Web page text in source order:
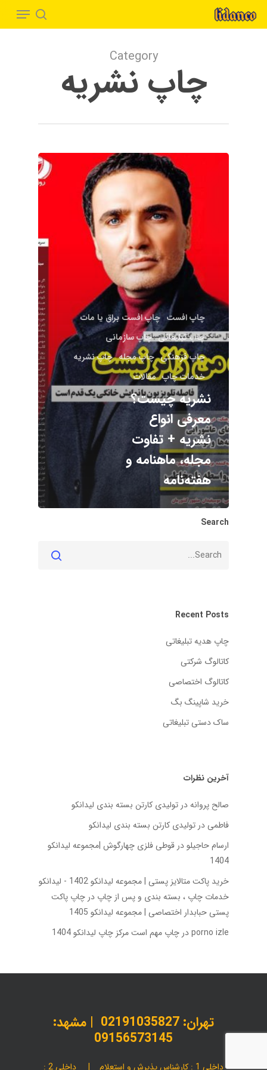
search
Menu
Category
چاپ نشریه
چاپ افست چاپ افست براق یا مات
چاپ تبلیغاتی چاپ سازمانی
چاپ فرهنگی چاپ مجله چاپ نشریه
خدمات چاپ مقالات
نشریه چیست؟
معرفی انواع
نشریه + تفاوت
مجله، ماهنامه و
هفته‌نامه
Search
Recent Posts
چاپ هدیه تبلیغاتی
کاتالوگ شرکتی
کاتالوگ اختصاصی
خرید شاپینگ بگ
ساک دستی تبلیغاتی
آخرین نظرات
صالح پروانهدر تولیدی کارتن بسته‌ بندی لیدانکو
فاطمیدر تولیدی کارتن بسته‌ بندی لیدانکو
ارسام حاجیلودر قوطی فلزی چهارگوش |مجموعه لیدانکو
1404
خرید پاکت متالایز پستی | مجموعه لیدانکو 1402 - لیدانکو
خدمات چاپ ، بسته بندی و پس از چاپ در چاپ پاکت
پستی حبابدار اختصاصی | مجموعه لیدانکو 1405
porno izleدر چاپ مهم است مرکز چاپ لیدانکو 1404
تهران: 02191035827 | مشهد:
09156573145
داخلی 1 : کارشناس پذیرش و استعلام | داخلی 2 :